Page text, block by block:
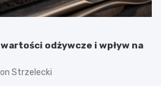
odżywcze i wpływ na
Strzelecki